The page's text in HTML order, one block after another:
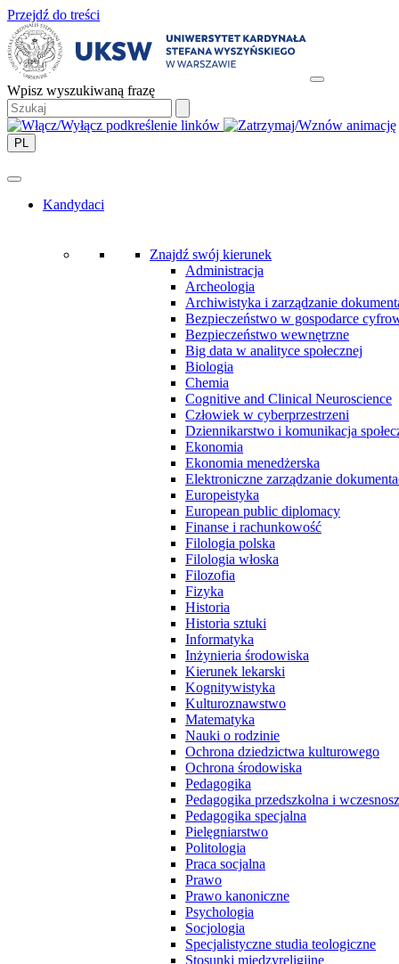
Przejdź do treści
Wpisz wyszukiwaną frazę
PL
Kandydaci
Znajdź swój kierunek
Administracja
Archeologia
Archiwistyka i zarządzanie
Bezpieczeństwo w gospodarce
Bezpieczeństwo wewnętrzne
Big data w analityce społecznej
Biologia
Chemia
Cognitive and Clinical Neuroscience
Człowiek w cyberprzestrzeni
Dziennikarstwo i komunikacja
Ekonomia
Ekonomia menedżerska
Elektroniczne zarządzanie
Europeistyka
European public diplomacy
Finanse i rachunkowość
Filologia polska
Filologia włoska
Filozofia
Fizyka
Historia
Historia sztuki
Informatyka
Inżynieria środowiska
Kierunek lekarski
Kognitywistyka
Kulturoznawstwo
Matematyka
Nauki o rodzinie
Ochrona dziedzictwa kulturowego
Ochrona środowiska
Pedagogika
Pedagogika przedszkolna i
Pedagogika specjalna
Pielęgniarstwo
Politologia
Praca socjalna
Prawo
Prawo kanoniczne
Psychologia
Socjologia
Specjalistyczne studia teologiczne
Stosunki międzyreligijne